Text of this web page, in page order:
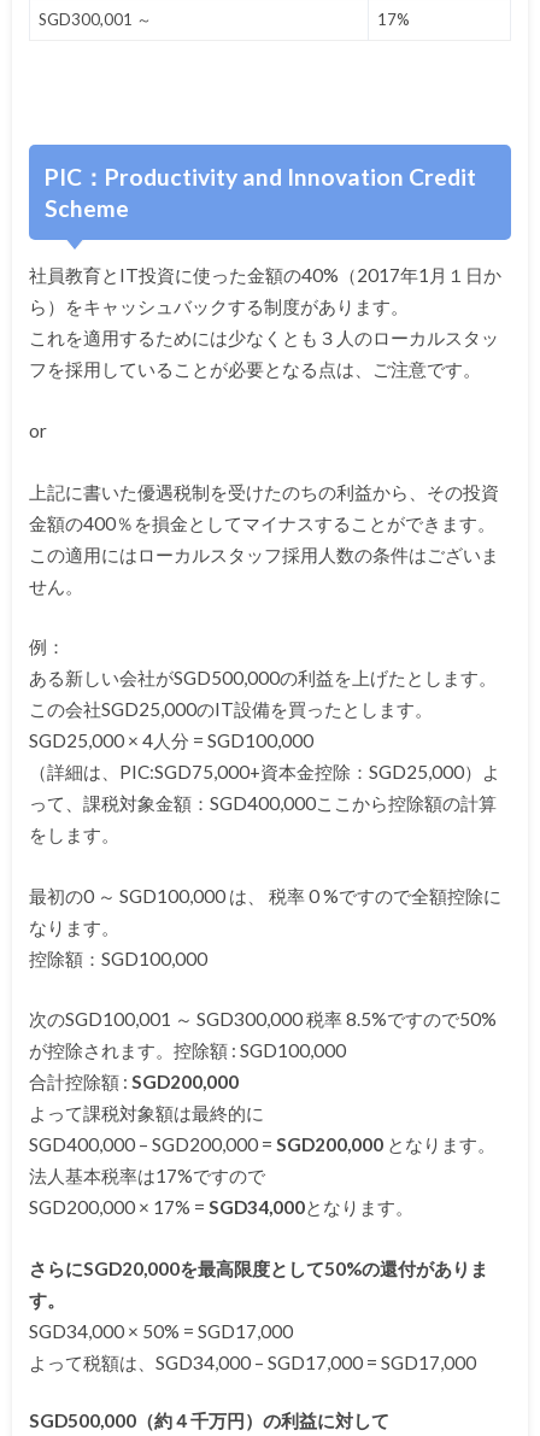
SGD300,001 ～ 17%
PIC：Productivity and Innovation Credit
Scheme
社員教育とIT投資に使った金額の40%（2017年1月１日か
ら）をキャッシュバックする制度があります。
これを適用するためには少なくとも３人のローカルスタッ
フを採用 していることが必要となる点は、ご注意です。
or
上記に書いた優遇税制を受けたのちの利益から、 その投資
金額の400％を損金としてマイナスすることができます。
この適用にはローカルスタッフ採用人数の条件はございま
せん。
例：
ある新しい会社がSGD500,000の利益を上げたとします。
この会社SGD25,000のIT設備を買ったとします。
SGD25,000 × 4人分 = SGD100,000
（詳細は、PIC:SGD75,000+資本金控除：SGD25,000）よ
って、課税対象金額：SGD400,000ここから控除額の計算
をします。
最初の0 ～ SGD100,000 は、 税率 0 %ですので全額控除に
なります。
控除額：SGD100,000
次のSGD100,001 ～ SGD300,000 税率 8.5%ですので50%
が控除されます。控除額 : SGD100,000
合計控除額 : SGD200,000
よって課税対象額は最終的に
SGD400,000 – SGD200,000 = SGD200,000となります。
法人基本税率は17%ですので
SGD200,000 × 17% = SGD34,000となります。
さらにSGD20,000を最高限度として50%の還付がありま
す。
SGD34,000 × 50% = SGD17,000
よって税額は、SGD34,000 – SGD17,000 = SGD17,000
SGD500,000（約４千万円）の利益に対して